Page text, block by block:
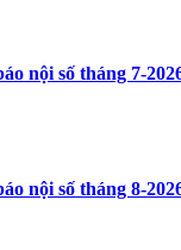
nội số tháng 7-
nội số tháng 8-